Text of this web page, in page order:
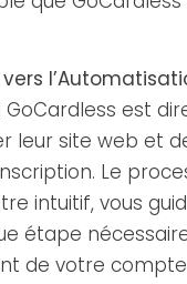
GoCardless est
leur site web et
Le
intuitif, vous
étape
de votre